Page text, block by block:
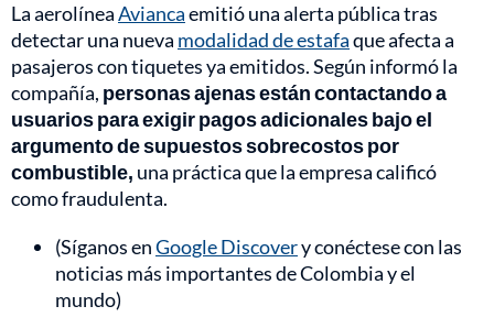
La aerolíneaAviancaemitió una alerta pública tras
detectar una nueva modalidad de estafaque afecta a
pasajeros con tiquetes ya emitidos. Según informó la
compañía, personas ajenas están contactando a
usuarios para exigir pagos adicionales bajo el
argumento de supuestos sobrecostos por
combustible, una práctica que la empresa calificó
como fraudulenta.
(Síganos enGoogle Discovery conéctese con las
noticias más importantes de Colombia y el
mundo)